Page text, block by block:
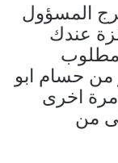
المسؤول
عندك
من حسام ابو
اخرى
من